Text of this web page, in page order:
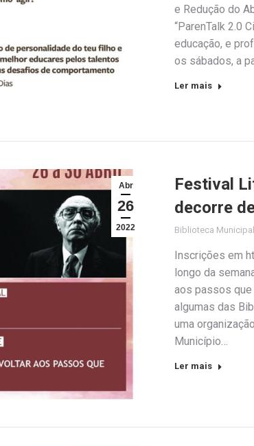
e Redução do
“ParenTalk 2.0
educação, e
os sábados, a
Ler mais
Abr
26
2022
Festival
decorre
Biblioteca Municipal
Inscrições em
longo da
aos passos que
algumas das
uma
Município…
Ler mais